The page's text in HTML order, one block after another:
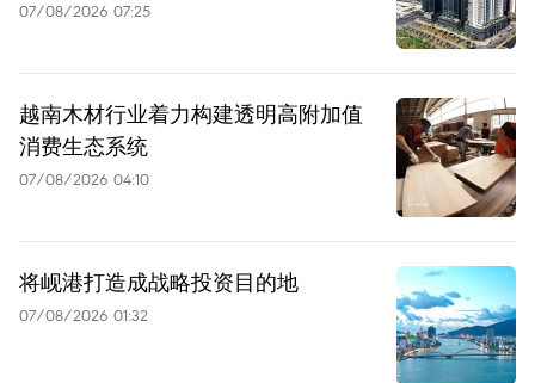
07/08/2026 07:25
越南木材行业着力构建透明高附加值
消费生态系统
07/08/2026 04:10
将岘港打造成战略投资目的地
07/08/2026 01:32